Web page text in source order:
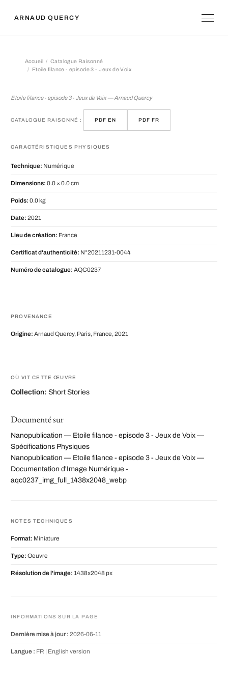
ARNAUD QUERCY
Accueil
Catalogue Raisonné
Etoile filance - episode 3 - Jeux de Voix
Etoile filance - episode 3 - Jeux de Voix — Arnaud Quercy
CATALOGUE RAISONNÉ : PDF EN PDF FR
CARACTÉRISTIQUES PHYSIQUES
Technique: Numérique
Dimensions: 0.0 × 0.0 cm
Poids: 0.0 kg
Date: 2021
Lieu de création: France
Certificat d'authenticité: N°20211231-0044
Numéro de catalogue: AQC0237
PROVENANCE
Origine: Arnaud Quercy, Paris, France, 2021
OÙ VIT CETTE ŒUVRE
Collection: Short Stories
Documenté sur
Nanopublication — Etoile filance - episode 3 - Jeux de Voix —
Spécifications Physiques
Nanopublication — Etoile filance - episode 3 - Jeux de Voix —
Documentation d'Image Numérique -
aqc0237_img_full_1438x2048_webp
NOTES TECHNIQUES
Format: Miniature
Type: Oeuvre
Résolution de l'image: 1438x2048 px
INFORMATIONS SUR LA PAGE
Dernière mise à jour : 2026-06-11
Langue : FR | English version